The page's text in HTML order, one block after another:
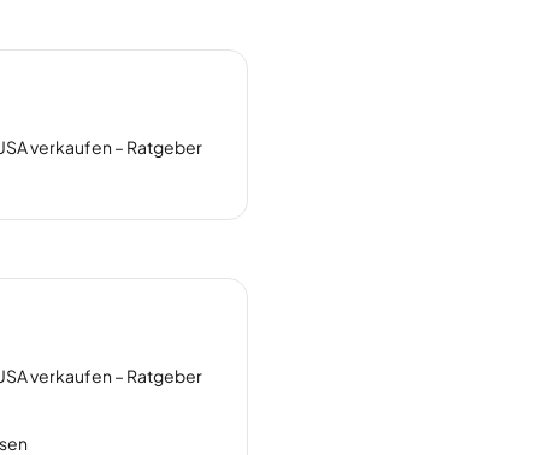
verkaufen – Ratgeber
verkaufen – Ratgeber